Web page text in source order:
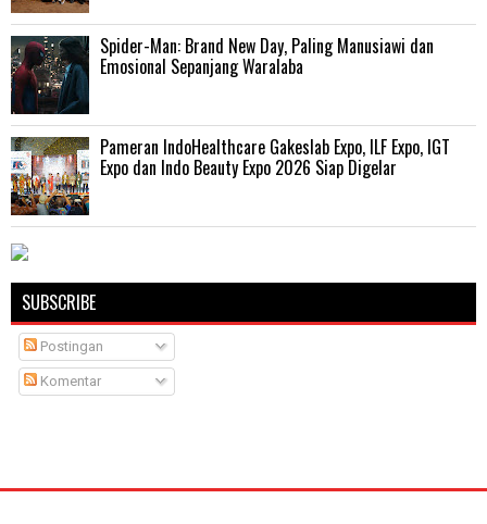
‎Spider-Man: Brand New Day, Paling Manusiawi dan
Emosional Sepanjang Waralaba
Pameran IndoHealthcare Gakeslab Expo, ILF Expo, IGT
Expo dan Indo Beauty Expo 2026 Siap Digelar
SUBSCRIBE
Postingan
Komentar